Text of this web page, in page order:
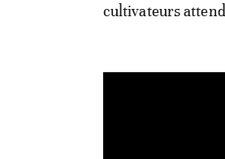
cultivateurs